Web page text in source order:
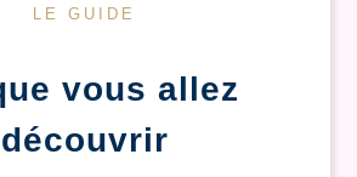
LE GUIDE
vous allez
découvrir